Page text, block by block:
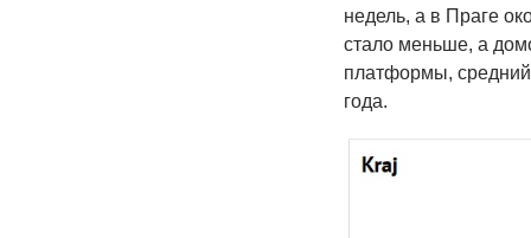
недель, а в Праге
стало меньше, а
платформы, средний
года.